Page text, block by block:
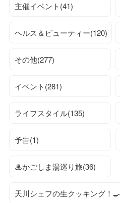
主催イベント(41)
ヘルス＆ビューティー(120)
その他(277)
イベント(281)
ライフスタイル(135)
予告(1)
♨かごしま湯巡り旅(36)
天川シェフの生クッキング！